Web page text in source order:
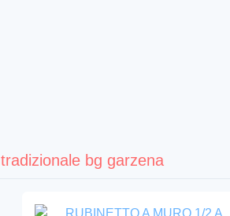
tradizionale bg garzena